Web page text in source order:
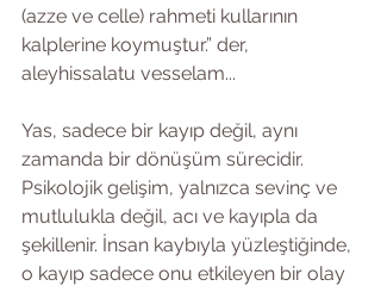
(azze ve celle) rahmeti kullarının
kalplerine koymuştur.” der,
aleyhissalatu vesselam...
Yas, sadece bir kayıp değil, aynı
zamanda bir dönüşüm sürecidir.
Psikolojik gelişim, yalnızca sevinç ve
mutlulukla değil, acı ve kayıpla da
şekillenir. İnsan kaybıyla yüzleştiğinde,
o kayıp sadece onu etkileyen bir olay